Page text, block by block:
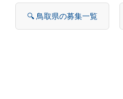
🔍 鳥取県の募集一覧